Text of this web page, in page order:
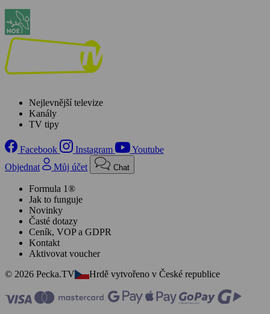
Nejlevnější televize
Kanály
TV tipy
Facebook Instagram
Youtube
Objednat
Můj účet Chat
Formula 1®
Jak to funguje
Novinky
Časté dotazy
Ceník, VOP a GDPR
Kontakt
Aktivovat voucher
© 2026 Pecka.TV
Hrdě vytvořeno v České republice